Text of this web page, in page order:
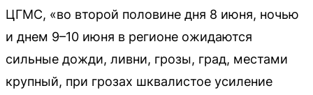
ЦГМС, «во второй половине дня 8 июня, ночью
и днем 9–10 июня в регионе ожидаются
сильные дожди, ливни, грозы, град, местами
крупный, при грозах шквалистое усиление